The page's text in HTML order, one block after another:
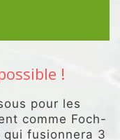
!
pour les
comme Foch-
fusionnera 3